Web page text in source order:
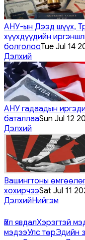
АНУ-ын Дээд шүүх,
хүүхдүүдийн
болголооTue Jul 14
Дэлхий
АНУ гадаадын
баталлааSun Jul 12
Дэлхий
Вашингтоны
хохирчээSat Jul 11
ДэлхийНийгэм
Үйл явдалХэрэгтэй
мэдээУлс төрЭдийн